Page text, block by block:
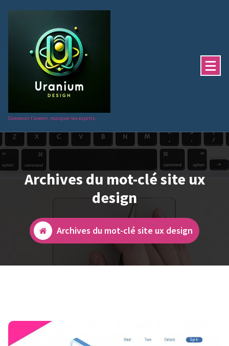
Concevoir l'avenir, marquer les esprits.
Archives du mot-clé site ux
design
Archives du mot-clé site ux design